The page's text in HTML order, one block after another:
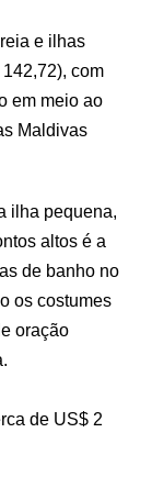
e ilhas
com
em meio ao
Maldivas
ilha pequena,
altos é a
de banho no
os costumes
oração
de US$ 2